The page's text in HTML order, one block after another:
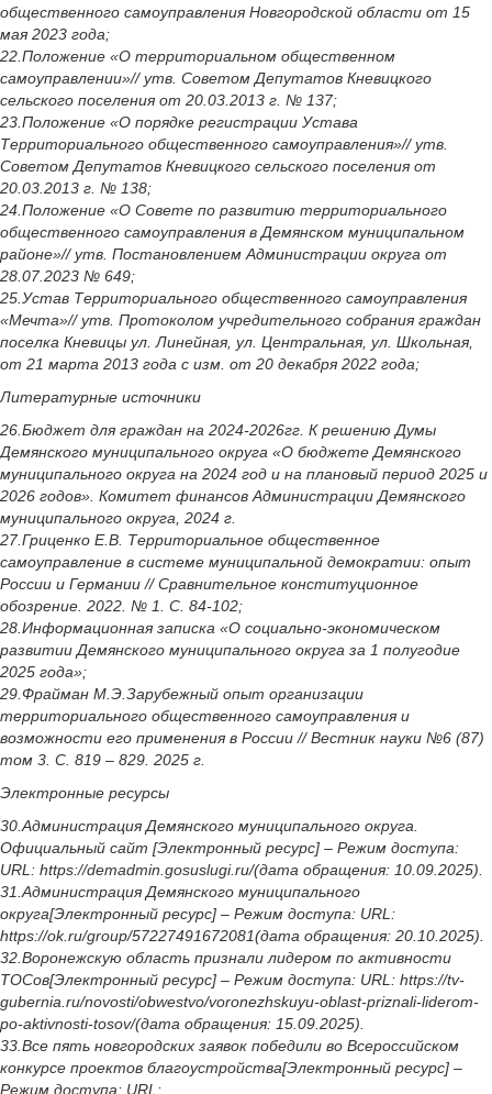
общественного самоуправления Новгородской области от 15
мая 2023 года;
22.Положение «О территориальном общественном
самоуправлении»// утв. Советом Депутатов Кневицкого
сельского поселения от 20.03.2013 г. № 137;
23.Положение «О порядке регистрации Устава
Территориального общественного самоуправления»// утв.
Советом Депутатов Кневицкого сельского поселения от
20.03.2013 г. № 138;
24.Положение «О Совете по развитию территориального
общественного самоуправления в Демянском муниципальном
районе»// утв. Постановлением Администрации округа от
28.07.2023 № 649;
25.Устав Территориального общественного самоуправления
«Мечта»// утв. Протоколом учредительного собрания граждан
поселка Кневицы ул. Линейная, ул. Центральная, ул. Школьная,
от 21 марта 2013 года с изм. от 20 декабря 2022 года;
Литературные источники
26.Бюджет для граждан на 2024-2026гг. К решению Думы
Демянского муниципального округа «О бюджете Демянского
муниципального округа на 2024 год и на плановый период 2025 и
2026 годов». Комитет финансов Администрации Демянского
муниципального округа, 2024 г.
27.Гриценко Е.В. Территориальное общественное
самоуправление в системе муниципальной демократии: опыт
России и Германии // Сравнительное конституционное
обозрение. 2022. № 1. С. 84-102;
28.Информационная записка «О социально-экономическом
развитии Демянского муниципального округа за 1 полугодие
2025 года»;
29.Фрайман М.Э.Зарубежный опыт организации
территориального общественного самоуправления и
возможности его применения в России // Вестник науки №6 (87)
том 3. С. 819 – 829. 2025 г.
Электронные ресурсы
30.Администрация Демянского муниципального округа.
Официальный сайт [Электронный ресурс] – Режим доступа:
URL: https://demadmin.gosuslugi.ru/(дата обращения: 10.09.2025).
31.Администрация Демянского муниципального
округа[Электронный ресурс] – Режим доступа: URL:
https://ok.ru/group/57227491672081(дата обращения: 20.10.2025).
32.Воронежскую область признали лидером по активности
ТОСов[Электронный ресурс] – Режим доступа: URL: https://tv-
gubernia.ru/novosti/obwestvo/voronezhskuyu-oblast-priznali-liderom-
po-aktivnosti-tosov/(дата обращения: 15.09.2025).
33.Все пять новгородских заявок победили во Всероссийском
конкурсе проектов благоустройства[Электронный ресурс] –
Режим доступа: URL: